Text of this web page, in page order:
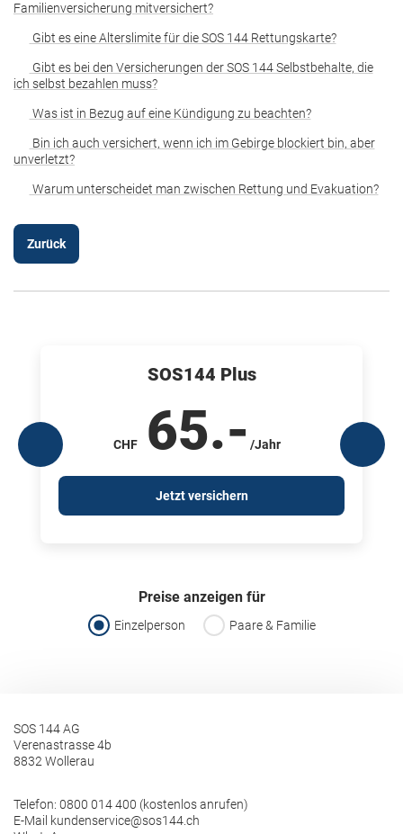
Familienversicherung mitversichert?
Gibt es eine Alterslimite für die SOS 144 Rettungskarte?
Gibt es bei den Versicherungen der SOS 144 Selbstbehalte, die
ich selbst bezahlen muss?
Was ist in Bezug auf eine Kündigung zu beachten?
Bin ich auch versichert, wenn ich im Gebirge blockiert bin, aber
unverletzt?
Warum unterscheidet man zwischen Rettung und Evakuation?
Zurück
SOS144 Plus
CHF 65.- /Jahr
Jetzt versichern
Preise anzeigen für
Einzelperson Paare & Familie
SOS 144 AG
Verenastrasse 4b
8832 Wollerau
Telefon: 0800 014 400 (kostenlos anrufen)
E-Mail kundenservice@sos144.ch